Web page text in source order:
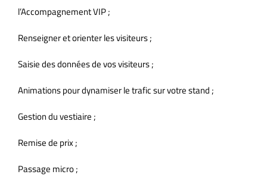
l’Accompagnement VIP ;
Renseigner et orienter les visiteurs ;
Saisie des données de vos visiteurs ;
Animations pour dynamiser le trafic sur votre stand ;
Gestion du vestiaire ;
Remise de prix ;
Passage micro ;